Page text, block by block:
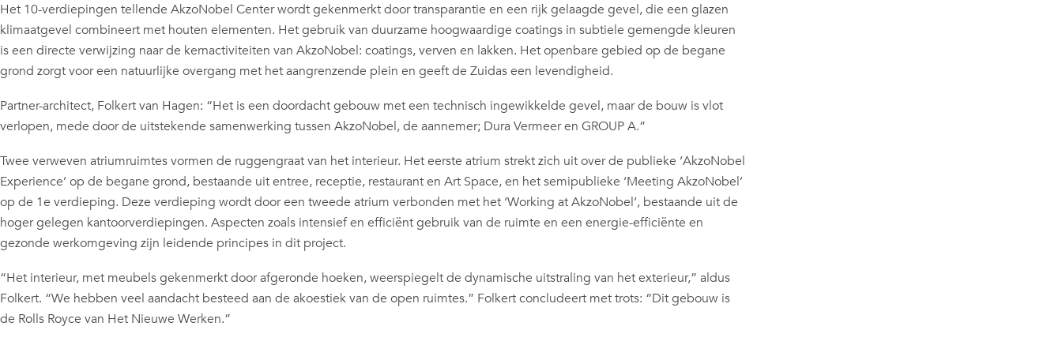
Het 10-verdiepingen tellende AkzoNobel Center wordt gekenmerkt door transparantie en een rijk gelaagde gevel, die een glazen
klimaatgevel combineert met houten elementen. Het gebruik van duurzame hoogwaardige coatings in subtiele gemengde kleuren
is een directe verwijzing naar de kernactiviteiten van AkzoNobel: coatings, verven en lakken. Het openbare gebied op de begane
grond zorgt voor een natuurlijke overgang met het aangrenzende plein en geeft de Zuidas een levendigheid.
Partner-architect, Folkert van Hagen: “Het is een doordacht gebouw met een technisch ingewikkelde gevel, maar de bouw is vlot
verlopen, mede door de uitstekende samenwerking tussen AkzoNobel, de aannemer; Dura Vermeer en GROUP A.”
Twee verweven atriumruimtes vormen de ruggengraat van het interieur. Het eerste atrium strekt zich uit over de publieke ‘AkzoNobel
Experience’ op de begane grond, bestaande uit entree, receptie, restaurant en Art Space, en het semipublieke ‘Meeting AkzoNobel’
op de 1e verdieping. Deze verdieping wordt door een tweede atrium verbonden met het ‘Working at AkzoNobel’, bestaande uit de
hoger gelegen kantoorverdiepingen. Aspecten zoals intensief en efficiënt gebruik van de ruimte en een energie-efficiënte en
gezonde werkomgeving zijn leidende principes in dit project.
“Het interieur, met meubels gekenmerkt door afgeronde hoeken, weerspiegelt de dynamische uitstraling van het exterieur,” aldus
Folkert. “We hebben veel aandacht besteed aan de akoestiek van de open ruimtes.” Folkert concludeert met trots: “Dit gebouw is
de Rolls Royce van Het Nieuwe Werken.”